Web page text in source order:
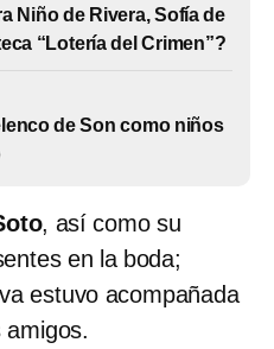
Niño de Rivera, Sofía de
“Lotería del Crimen”?
de Son como niños
, así como su
en la boda;
estuvo acompañada